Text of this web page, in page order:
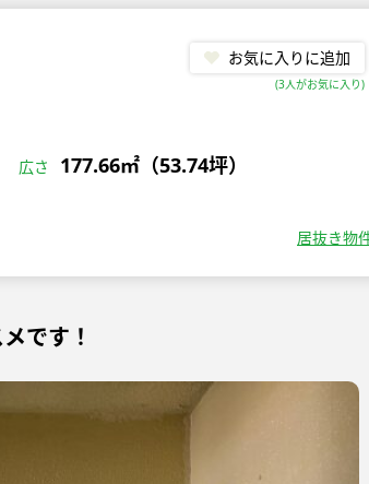
お気に入りに追加
(3人がお気に入り)
広さ 177.66㎡（53.74坪）
居抜き物
です！